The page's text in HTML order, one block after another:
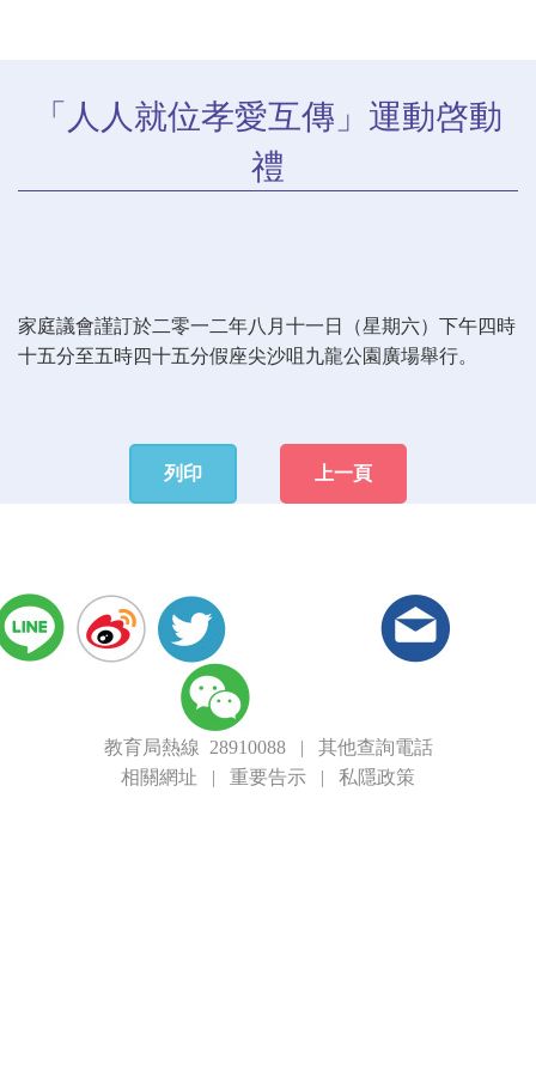
「人人就位孝愛互傳」運動啓動
禮
家庭議會謹訂於二零一二年八月十一日（星期六）下午四時
十五分至五時四十五分假座尖沙咀九龍公園廣場舉行。
列印 上一頁
教育局熱線 28910088| 其他查詢電話
相關網址 | 重要告示 | 私隱政策